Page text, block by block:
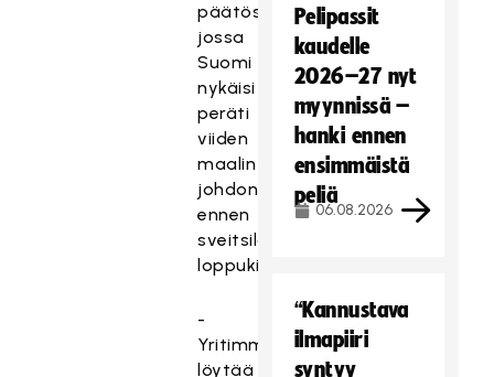
päätöserässä,
jossa
Suomi
nykäisi
peräti
viiden
maalin
johdon
ennen
sveitsiläisten
loppukiriä.
-
Yritimme
löytää
Pelipassit
kaudelle
2026–27 nyt
myynnissä –
hanki ennen
ensimmäistä
peliä
06.08.2026
“Kannustava
ilmapiiri
syntyy